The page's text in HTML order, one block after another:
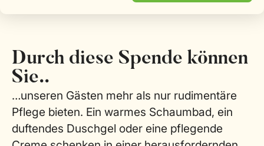
Durch diese Spende können
Sie..
…unseren Gästen mehr als nur rudimentäre
Pflege bieten. Ein warmes Schaumbad, ein
duftendes Duschgel oder eine pflegende